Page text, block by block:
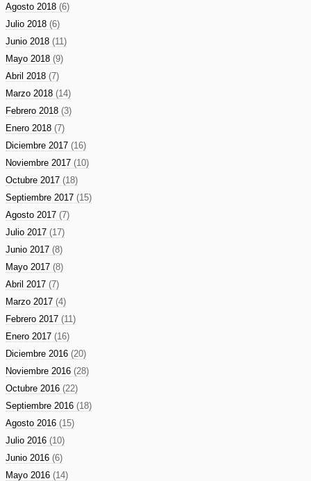
Agosto 2018 (6)
Julio 2018 (6)
Junio 2018 (11)
Mayo 2018 (9)
Abril 2018 (7)
Marzo 2018 (14)
Febrero 2018 (3)
Enero 2018 (7)
Diciembre 2017 (16)
Noviembre 2017 (10)
Octubre 2017 (18)
Septiembre 2017 (15)
Agosto 2017 (7)
Julio 2017 (17)
Junio 2017 (8)
Mayo 2017 (8)
Abril 2017 (7)
Marzo 2017 (4)
Febrero 2017 (11)
Enero 2017 (16)
Diciembre 2016 (20)
Noviembre 2016 (28)
Octubre 2016 (22)
Septiembre 2016 (18)
Agosto 2016 (15)
Julio 2016 (10)
Junio 2016 (6)
Mayo 2016 (14)